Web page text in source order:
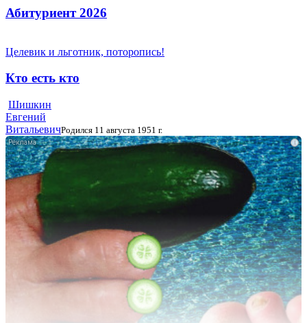
Абитуриент 2026
Целевик и льготник, поторопись!
Кто есть кто
Шишкин
Евгений
ВитальевичРодился 11 августа 1951 г.
i